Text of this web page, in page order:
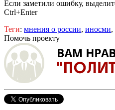
Если заметили ошибку,
Ctrl+Enter
Теги: мнения о россии, иносми,
Помочь проекту